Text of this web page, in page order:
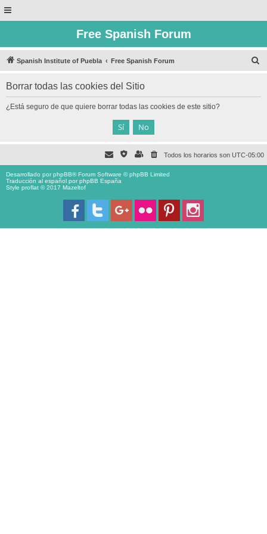
Free Spanish Forum
Spanish Institute of Puebla Free Spanish Forum
Borrar todas las cookies del Sitio
¿Está seguro de que quiere borrar todas las cookies de este sitio?
Todos los horarios son UTC-05:00
Desarrollado porphpBB® Forum Software © phpBB Limited
Traducción al español porphpBB España
Style proflat © 2017 Mazeltof